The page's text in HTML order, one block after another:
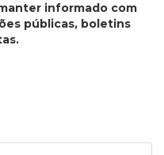
informado com
públicas, boletins